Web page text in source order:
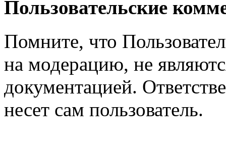
Пользовательские
Помните, что
на модерацию, не
документацией.
несет сам пользователь.